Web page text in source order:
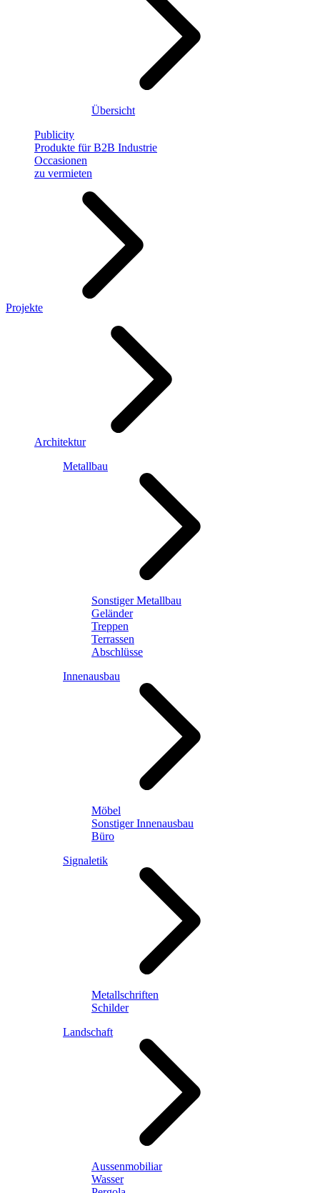
Übersicht
Publicity
Produkte für B2B Industrie
Occasionen
zu vermieten
Projekte
Architektur
Metallbau
Sonstiger Metallbau
Geländer
Treppen
Terrassen
Abschlüsse
Innenausbau
Möbel
Sonstiger Innenausbau
Büro
Signaletik
Metallschriften
Schilder
Landschaft
Aussenmobiliar
Wasser